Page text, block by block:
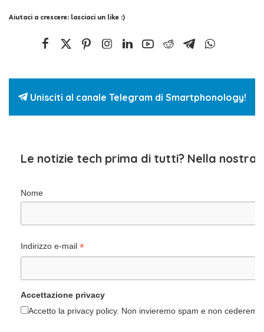
Aiutaci a crescere: lasciaci un like :)
Unisciti al canale Telegram di Smartphonology!
Le notizie tech prima di tutti? Nella nostra
Nome
Indirizzo e-mail *
Accettazione privacy
Accetto la privacy policy. Non invieremo spam e non